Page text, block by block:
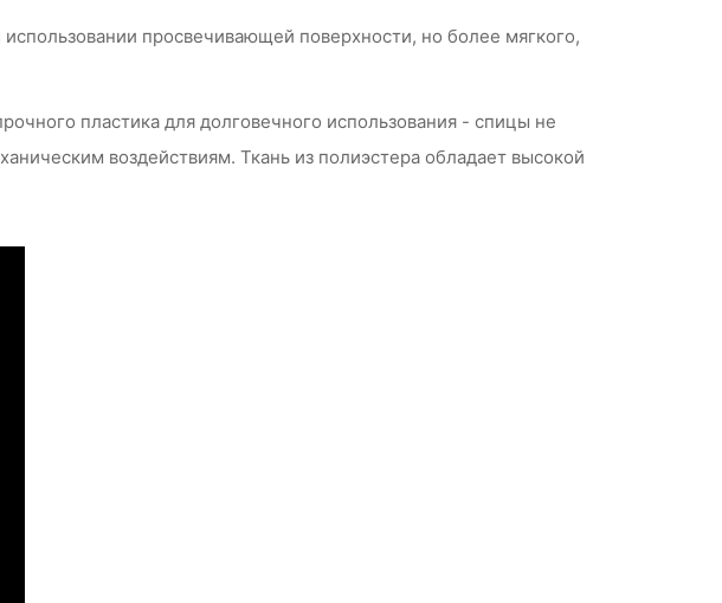
просвечивающей поверхности, но более мягкого,
пластика для долговечного использования - спицы не
воздействиям. Ткань из полиэстера обладает высокой